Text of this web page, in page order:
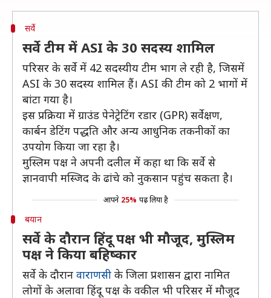
सर्वे
सर्वे टीम में ASI के 30 सदस्य शामिल
परिसर के सर्वे में 42 सदस्यीय टीम भाग ले रही है, जिसमें
ASI के 30 सदस्य शामिल हैं। ASI की टीम को 2 भागों में
बांटा गया है।
इस प्रक्रिया में ग्राउंड पेनेट्रेटिंग रडार (GPR) सर्वेक्षण,
कार्बन डेटिंग पद्धति और अन्य आधुनिक तकनीकों का
उपयोग किया जा रहा है।
मुस्लिम पक्ष ने अपनी दलील में कहा था कि सर्वे से
ज्ञानवापी मस्जिद के ढांचे को नुकसान पहुंच सकता है।
आपने 25% पढ़ लिया है
बयान
सर्वे के दौरान हिंदू पक्ष भी मौजूद, मुस्लिम
पक्ष ने किया बहिष्कार
सर्वे के दौरान वाराणसी के जिला प्रशासन द्वारा नामित
लोगों के अलावा हिंदू पक्ष के वकील भी परिसर में मौजूद